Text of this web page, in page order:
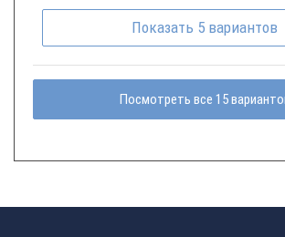
Показать 5 вариантов
Посмотреть все 15